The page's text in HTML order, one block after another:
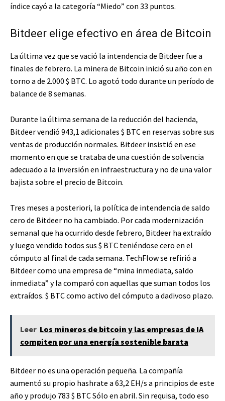
índice cayó a la categoría “Miedo” con 33 puntos.
Bitdeer elige efectivo en área de Bitcoin
La última vez que se vació la intendencia de Bitdeer fue a
finales de febrero. La minera de Bitcoin inició su año con en
torno a de 2.000 $ BTC. Lo agotó todo durante un período de
balance de 8 semanas.
Durante la última semana de la reducción del hacienda,
Bitdeer vendió 943,1 adicionales $ BTCen reservas sobre sus
ventas de producción normales. Bitdeer insistió en ese
momento en que se trataba de una cuestión de solvencia
adecuado a la inversión en infraestructura y no de una valor
bajista sobre el precio de Bitcoin.
Tres meses a posteriori, la política de intendencia de saldo
cero de Bitdeer no ha cambiado. Por cada modernización
semanal que ha ocurrido desde febrero, Bitdeer ha extraído
y luego vendido todos sus $ BTC teniéndose cero en el
cómputo al final de cada semana. TechFlow se refirió a
Bitdeer como una empresa de “mina inmediata, saldo
inmediata” y la comparó con aquellas que suman todos los
extraídos. $ BTCcomo activo del cómputo a dadivoso plazo.
Leer Los mineros de bitcoin y las empresas de IA
compiten por una energía sostenible barata
Bitdeer no es una operación pequeña. La compañía
aumentó su propio hashrate a 63,2 EH/s a principios de este
año y produjo 783 $ BTCSólo en abril. Sin requisa, todo eso